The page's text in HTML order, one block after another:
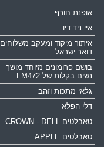
אופנת חורף
איי ניד דיו
איתור מיקוד ומעקב משלוחים
דואר ישראל
בושם פרומונים מיוחד מושך
נשים בקלות של FM472
גלאי מתכות וזהב
דלי הפלא
טאבלטים CROWN - DELL
טאבלטים APPLE